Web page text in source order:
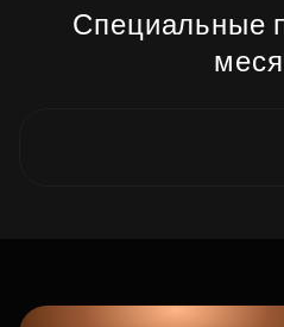
Специальные